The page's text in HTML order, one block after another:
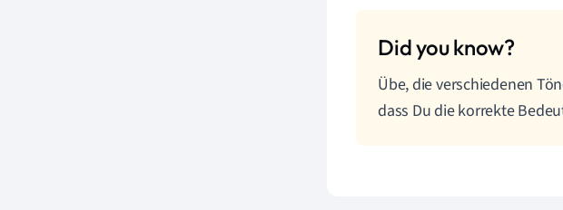
Übe, die verschiedenen
dass Du die korrekte